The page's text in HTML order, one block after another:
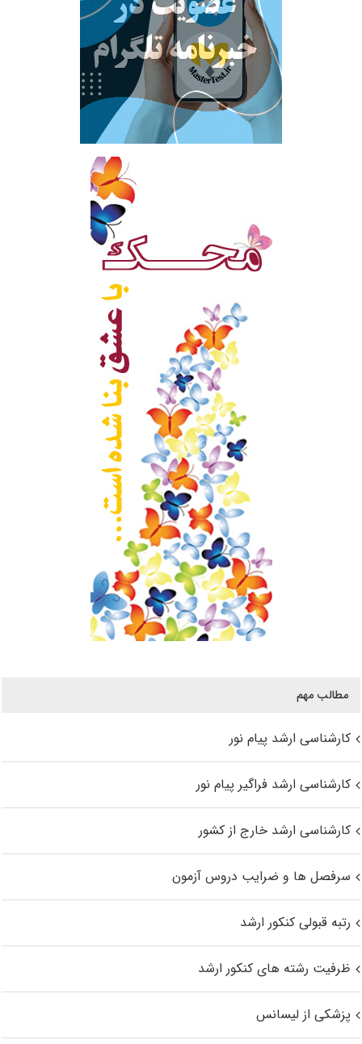
مطالب مهم
کارشناسی ارشد پیام نور
کارشناسی ارشد فراگیر پیام نور
کارشناسی ارشد خارج از کشور
سرفصل ها و ضرایب دروس آزمون
رتبه قبولی کنکور ارشد
ظرفیت رشته های کنکور ارشد
پزشکی از لیسانس